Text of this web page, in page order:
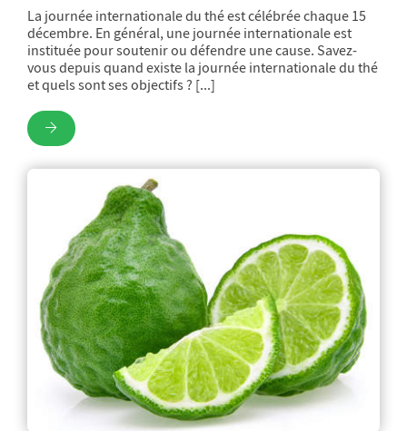
La journée internationale du thé est célébrée chaque 15
décembre. En général, une journée internationale est
instituée pour soutenir ou défendre une cause. Savez-
vous depuis quand existe la journée internationale du thé
et quels sont ses objectifs ? [...]